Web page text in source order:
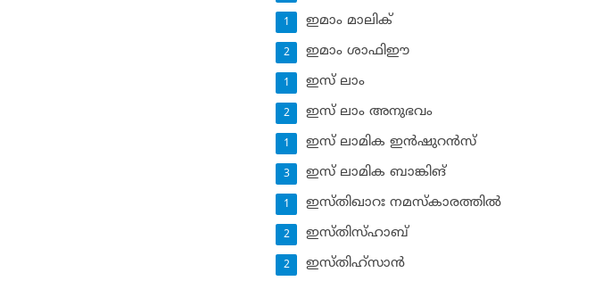
ഇമാം മാലിക്
1
ഇമാം ശാഫിഈ
2
ഇസ് ലാം
1
ഇസ് ലാം അനുഭവം
2
ഇസ് ലാമിക ഇന്‍ഷുറന്‍സ്‌
1
ഇസ് ലാമിക ബാങ്കിങ്‌
3
ഇസ്തിഖാറഃ നമസ്‌കാരത്തില്‍
1
ഇസ്തിസ്ഹാബ്
2
ഇസ്തിഹ്‌സാന്‍
2